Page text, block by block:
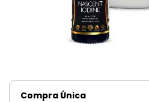
Compra Única